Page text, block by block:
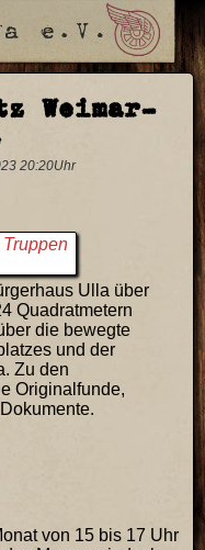
Weimar-
20:20Uhr
Ulla über
Quadratmetern
die bewegte
und der
Zu den
Originalfunde,
von 15 bis 17 Uhr